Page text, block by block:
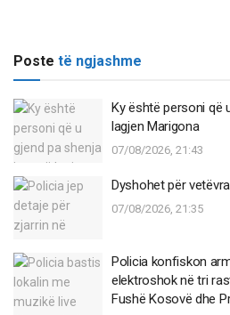
Poste të ngjashme
Ky është personi që
lagjen Marigona
07/08/2026, 21:43
Dyshohet për
07/08/2026, 21:35
Policia konfiskon
elektroshok në tri
Fushë Kosovë dhe